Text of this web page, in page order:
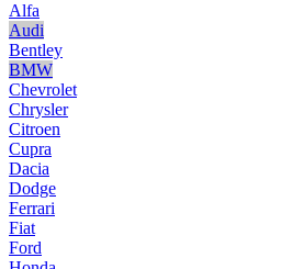
Alfa
Audi
Bentley
BMW
Chevrolet
Chrysler
Citroen
Cupra
Dacia
Dodge
Ferrari
Fiat
Ford